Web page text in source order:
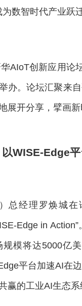
数智时代产业跃
AIoT创新应用论
办。论坛汇聚来
展开分享，擘画新
WISE-Edge
总经理罗焕城
Edge in Action”
规模将达5000亿
平台加速AI在
赢的工业AI生态系